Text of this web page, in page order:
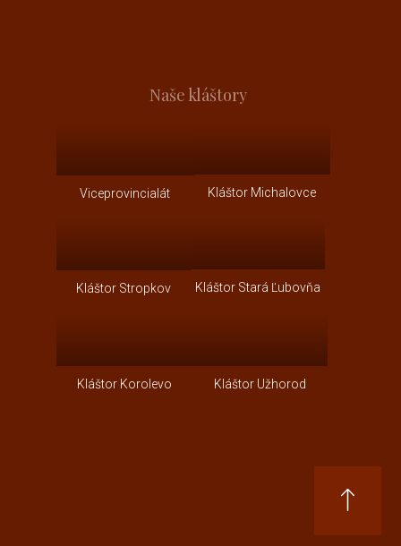
Naše kláštory
Viceprovincialát Kláštor Michalovce
Kláštor Stropkov Kláštor Stará Ľubovňa
Kláštor Korolevo Kláštor Užhorod